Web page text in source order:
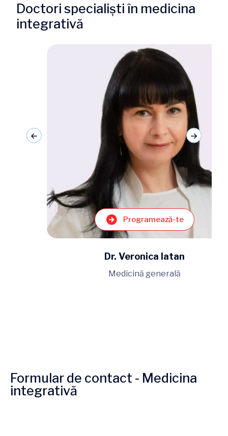
Doctori specialiști în medicina
integrativă
Programează-te
Dr. Veronica Iatan
Medicină generală
Formular de contact - Medicina
integrativă